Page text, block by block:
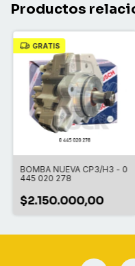
Productos
GRATIS
BOMBA NUEVA CP3/H3 - 0
445 020 278
$2.150.000,00